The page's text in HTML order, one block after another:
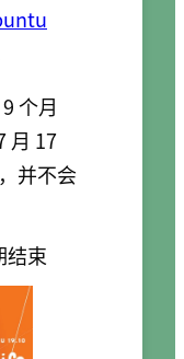
个月
月 17
并不会
结束